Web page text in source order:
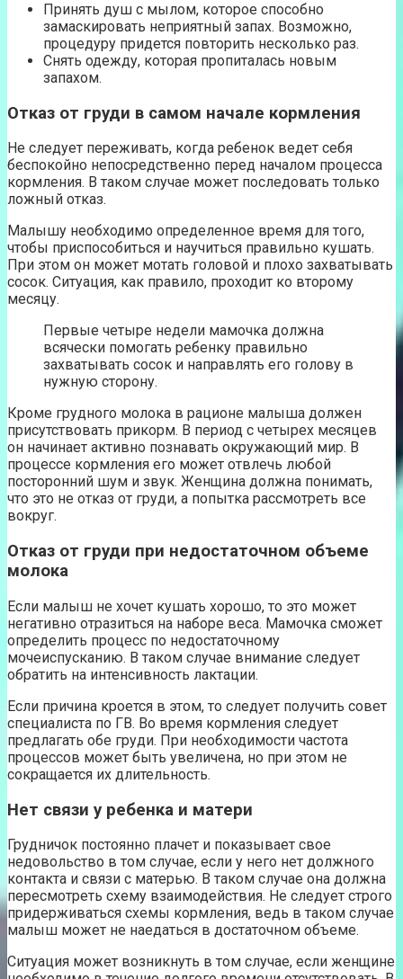
Принять душ с мылом, которое способно
замаскировать неприятный запах. Возможно,
процедуру придется повторить несколько раз.
Снять одежду, которая пропиталась новым
запахом.
Отказ от груди в самом начале кормления
Не следует переживать, когда ребенок ведет себя
беспокойно непосредственно перед началом процесса
кормления. В таком случае может последовать только
ложный отказ.
Малышу необходимо определенное время для того,
чтобы приспособиться и научиться правильно кушать.
При этом он может мотать головой и плохо захватывать
сосок. Ситуация, как правило, проходит ко второму
месяцу.
Первые четыре недели мамочка должна
всячески помогать ребенку правильно
захватывать сосок и направлять его голову в
нужную сторону.
Кроме грудного молока в рационе малыша должен
присутствовать прикорм. В период с четырех месяцев
он начинает активно познавать окружающий мир. В
процессе кормления его может отвлечь любой
посторонний шум и звук. Женщина должна понимать,
что это не отказ от груди, а попытка рассмотреть все
вокруг.
Отказ от груди при недостаточном объеме
молока
Если малыш не хочет кушать хорошо, то это может
негативно отразиться на наборе веса. Мамочка сможет
определить процесс по недостаточному
мочеиспусканию. В таком случае внимание следует
обратить на интенсивность лактации.
Если причина кроется в этом, то следует получить совет
специалиста по ГВ. Во время кормления следует
предлагать обе груди. При необходимости частота
процессов может быть увеличена, но при этом не
сокращается их длительность.
Нет связи у ребенка и матери
Грудничок постоянно плачет и показывает свое
недовольство в том случае, если у него нет должного
контакта и связи с матерью. В таком случае она должна
пересмотреть схему взаимодействия. Не следует строго
придерживаться схемы кормления, ведь в таком случае
малыш может не наедаться в достаточном объеме.
Ситуация может возникнуть в том случае, если женщине